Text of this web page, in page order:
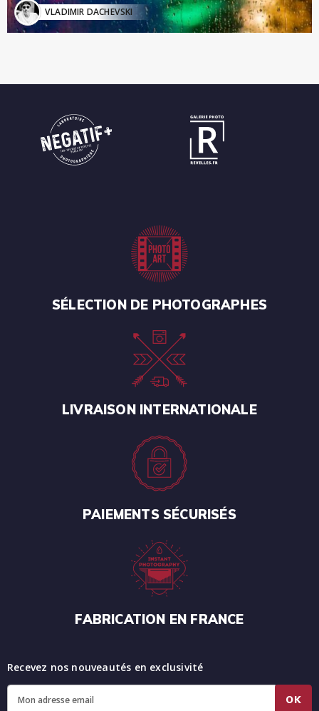
VLADIMIR DACHEVSKI
SÉLECTION DE PHOTOGRAPHES
LIVRAISON INTERNATIONALE
PAIEMENTS SÉCURISÉS
FABRICATION EN FRANCE
Recevez nos nouveautés en exclusivité
OK